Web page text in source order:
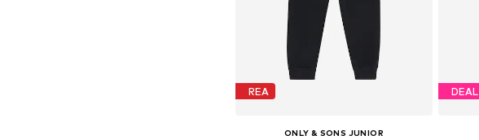
REA
ONLY & SONS JUNIOR
DEAL